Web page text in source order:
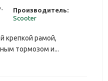
Производитель:
Scooter
крепкой рамой,
тормозом и...